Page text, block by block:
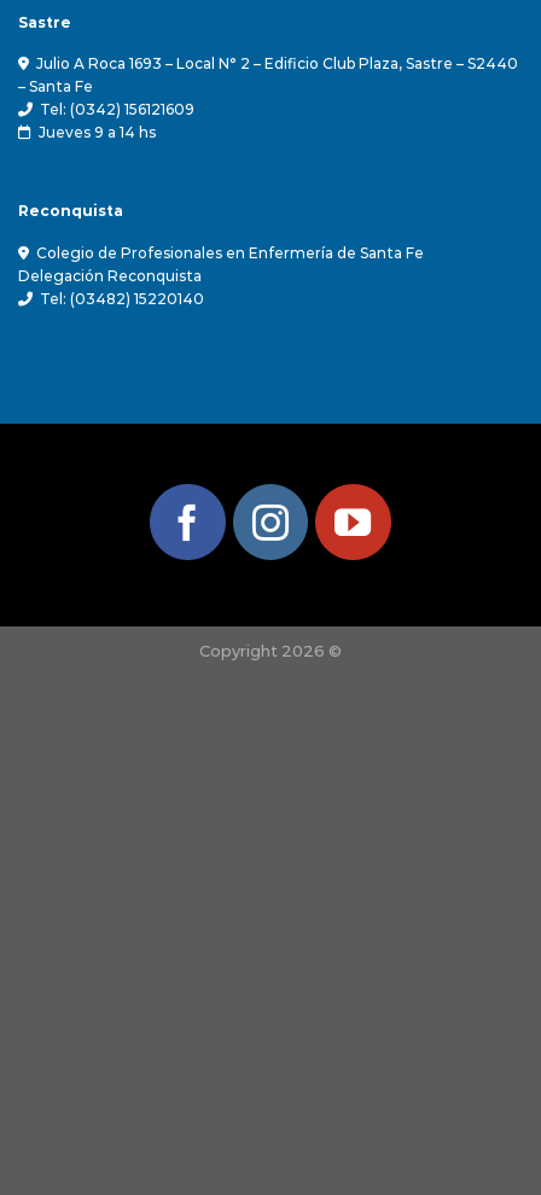
Sastre
Julio A Roca 1693 – Local N° 2 – Edificio Club Plaza, Sastre – S2440
– Santa Fe
Tel: (0342) 156121609
Jueves 9 a 14 hs
Reconquista
Colegio de Profesionales en Enfermería de Santa Fe
Delegación Reconquista
Tel: (03482) 15220140
Copyright 2026 ©